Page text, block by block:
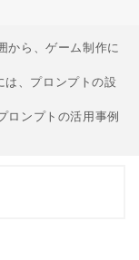
から、ゲーム制作に
は、プロンプトの設
ロンプトの活用事例